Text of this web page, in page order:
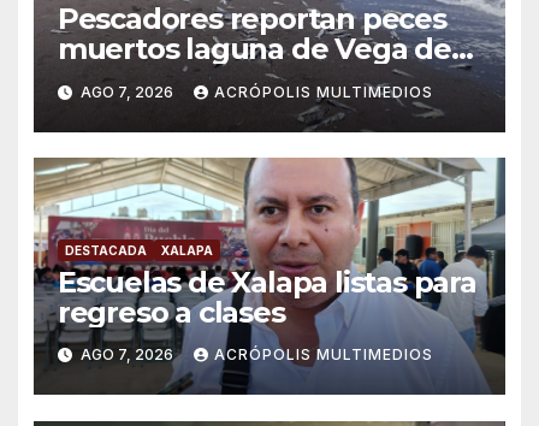
Pescadores reportan peces
muertos laguna de Vega de
Alatorre
AGO 7, 2026 ACRÓPOLIS MULTIMEDIOS
DESTACADA XALAPA
Escuelas de Xalapa listas para
regreso a clases
AGO 7, 2026 ACRÓPOLIS MULTIMEDIOS